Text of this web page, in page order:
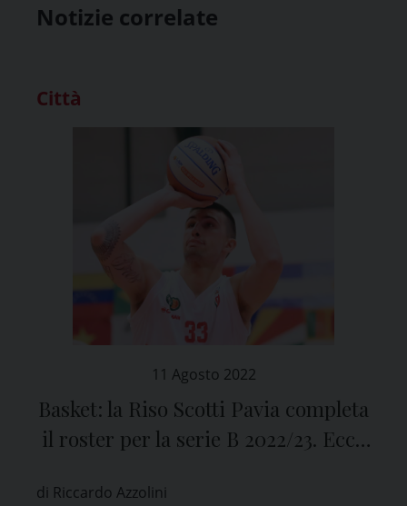
Notizie correlate
Città
11 Agosto 2022
Basket: la Riso Scotti Pavia completa
il roster per la serie B 2022/23. Ecco
di Riccardo Azzolini